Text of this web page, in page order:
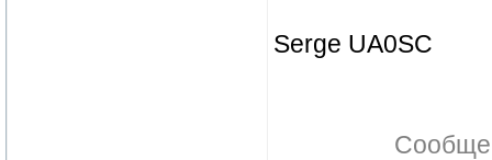
Serge UA0SC